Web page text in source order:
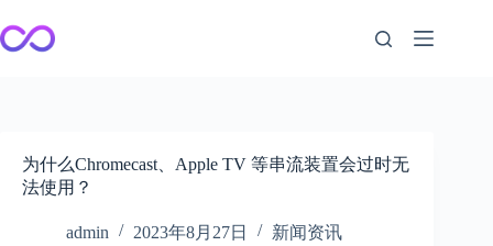
至
内
为什么Chromecast、Apple TV 等串流装置会过时无
法使用？
admin 2023年8月27日 新闻资讯